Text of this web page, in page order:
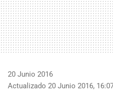
20 Junio 2016
Actualizado 20 Junio 2016,